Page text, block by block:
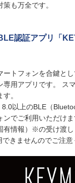
も万全です。
認証アプリ「
ートフォンを合鍵と
専用アプリです。 ス
。
以上のBLE（
ンでご利用いただけ
有情報）※の受け渡し
きませんのでご注